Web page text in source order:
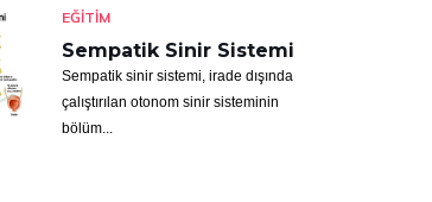
EĞITIM
Sempatik Sinir Sistemi
Sempatik sinir sistemi, irade dışında
çalıştırılan otonom sinir sisteminin
bölüm...